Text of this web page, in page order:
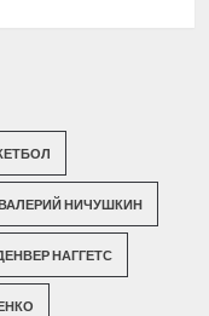
НИЧУШКИН
НАГГЕТС